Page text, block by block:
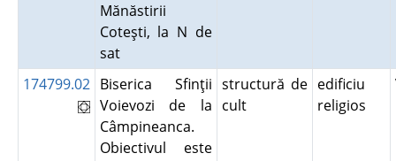
Mănăstirii
Coteşti, la N de
sat
174799.02 Biserica Sfinţii
Voievozi de la
Câmpineanca.
Obiectivul este
structură de
cult
edificiu
religios